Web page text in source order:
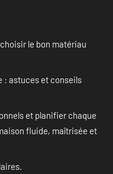
le bon matériau
: astuces et conseils
et planifier chaque
fluide, maîtrisée et